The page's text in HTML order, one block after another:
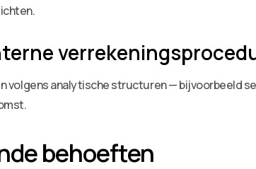
volgens analytische structuren — bijvoorbeeld
behoeften